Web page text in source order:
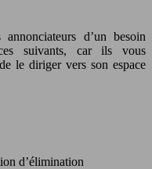
d’un besoin
suivants, car ils vous
le diriger vers son espace
d’élimination